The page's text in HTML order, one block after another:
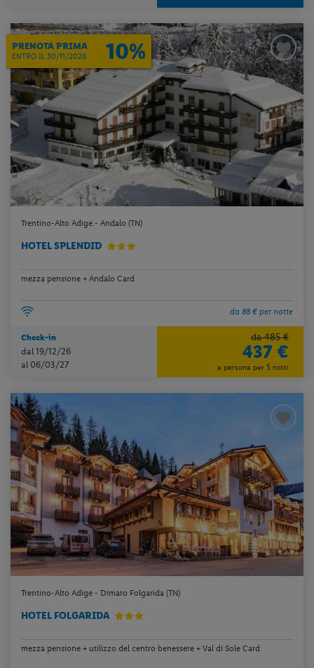
PRENOTA PRIMA
ENTRO IL 30/11/2026 10%
Trentino-Alto Adige - Andalo (TN)
HOTEL SPLENDID
mezza pensione + Andalo Card
da 88 € per notte
Check-in
dal 19/12/26
al 06/03/27
da 485 €
437 €
a persona per 5 notti
Trentino-Alto Adige - Dimaro Folgarida (TN)
HOTEL FOLGARIDA
mezza pensione + utilizzo del centro benessere + Val di Sole Card